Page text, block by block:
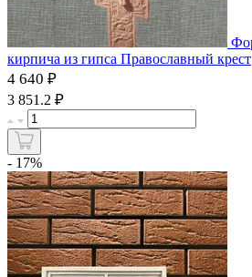
кирпича из гипса Православный крест
4 640 ₽
3 851.2 ₽
- 17%